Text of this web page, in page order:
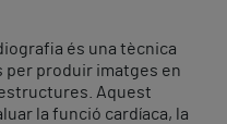
és una tècnica
per produir imatges en
Aquest
la funció cardíaca, la